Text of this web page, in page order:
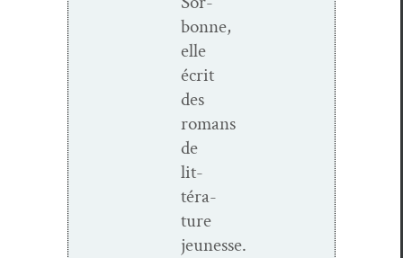
bonne,
elle
écrit
des
romans
de
lit­
téra­
ture
jeunesse.